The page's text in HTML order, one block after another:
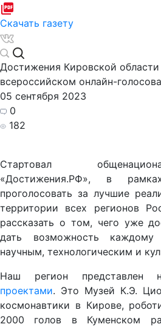
Скачать газету
Достижения Кировской области
всероссийском онлайн-
05 сентября 2023
0
182
Стартовал
«Достижения.РФ», в
проголосовать за лучшие
территории всех регионов
рассказать о том, чего уже
дать возможность
научным, технологическим и
Наш регион представлен
проектами. Это Музей К.Э.
космонавтики в Кирове,
2000 голов в Куменском